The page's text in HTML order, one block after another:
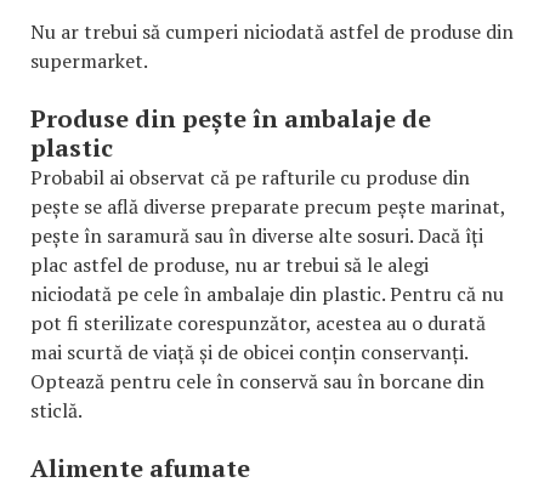
Nu ar trebui să cumperi niciodată astfel de produse din
supermarket.
Produse din pește în ambalaje de
plastic
Probabil ai observat că pe rafturile cu produse din
pește se află diverse preparate precum pește marinat,
pește în saramură sau în diverse alte sosuri. Dacă îți
plac astfel de produse, nu ar trebui să le alegi
niciodată pe cele în ambalaje din plastic. Pentru că nu
pot fi sterilizate corespunzător, acestea au o durată
mai scurtă de viață și de obicei conțin conservanți.
Optează pentru cele în conservă sau în borcane din
sticlă.
Alimente afumate